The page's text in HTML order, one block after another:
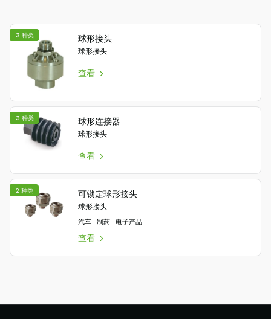
方
球形接头
球形接头
查看
3 种类
球形连接器
球形接头
查看
3 种类
可锁定球形接头
球形接头
汽车 | 制药 | 电子产品
查看
2 种类
Piab
Group
系
们
支
持
合
作
伙